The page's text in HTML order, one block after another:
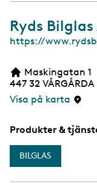
Ryds Bilglas
W
https://
Maskingatan 1
447 32 VÅRGÅRDA
Visa på karta
Produkter &
BILGLAS